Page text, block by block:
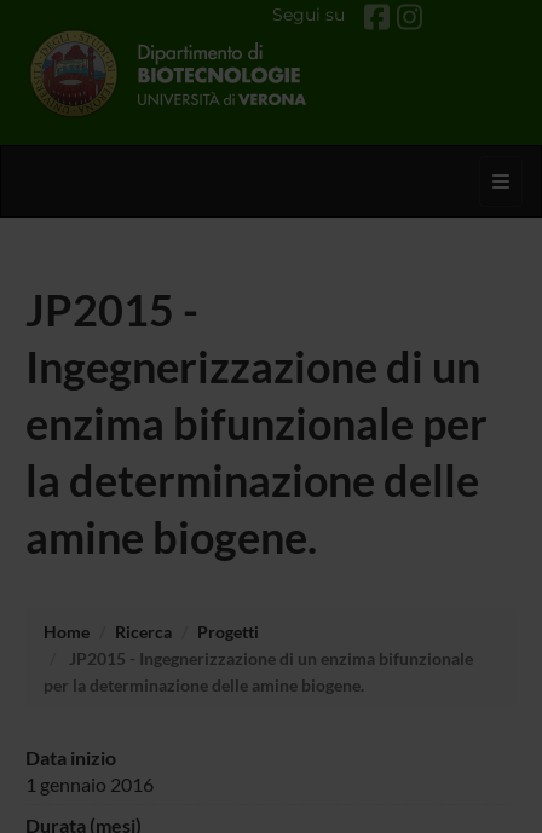
Segui su
JP2015 -
Ingegnerizzazione di un
enzima bifunzionale per
la determinazione delle
amine biogene.
Home Ricerca
Progetti
JP2015 - Ingegnerizzazione di un enzima bifunzionale
per la determinazione delle amine biogene.
Data inizio
1 gennaio 2016
Durata (mesi)